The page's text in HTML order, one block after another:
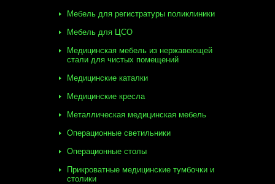
Мебель для регистратуры поликлиники
Мебель для ЦСО
Медицинская мебель из нержавеющей
стали для чистых помещений
Медицинские каталки
Медицинские кресла
Металлическая медицинская мебель
Операционные светильники
Операционные столы
Прикроватные медицинские тумбочки и
столики